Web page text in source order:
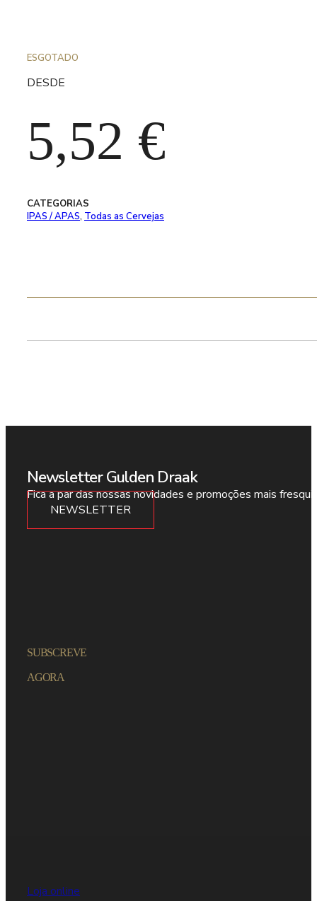
ESGOTADO
DESDE
5,52 €
CATEGORIAS
IPAS / APAS, Todas as Cervejas
Newsletter Gulden Draak
Fica a par das nossas novidades e promoções mais
NEWSLETTER
SUBSCREVE
AGORA
Loja online